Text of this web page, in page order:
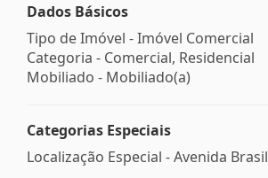
Dados Básicos
Tipo de Imóvel - Imóvel Comercial
Categoria - Comercial, Residencial
Mobiliado - Mobiliado(a)
Categorias Especiais
Localização Especial - Avenida Brasil